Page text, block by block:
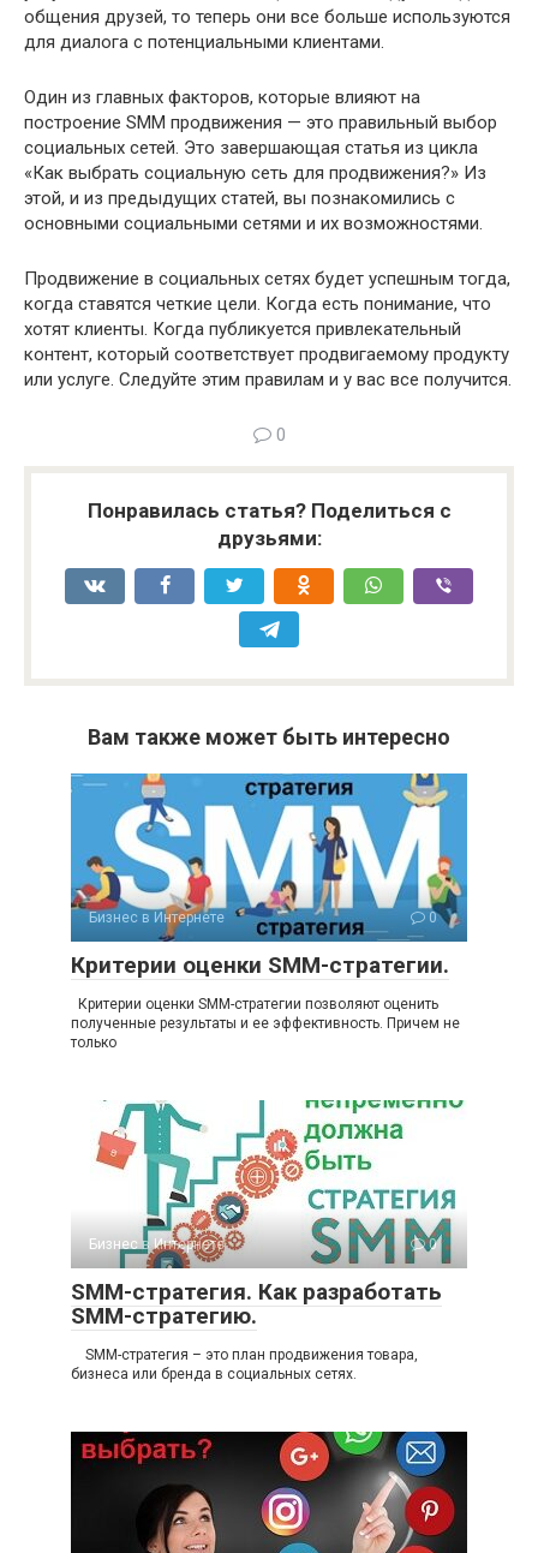
общения друзей, то теперь они все больше используются
для диалога с потенциальными клиентами.
Один из главных факторов, которые влияют на
построение SMM продвижения — это правильный выбор
социальных сетей. Это завершающая статья из цикла
«Как выбрать социальную сеть для продвижения?» Из
этой, и из предыдущих статей, вы познакомились с
основными социальными сетями и их возможностями.
Продвижение в социальных сетях будет успешным тогда,
когда ставятся четкие цели. Когда есть понимание, что
хотят клиенты. Когда публикуется привлекательный
контент, который соответствует продвигаемому продукту
или услуге. Следуйте этим правилам и у вас все получится.
0
Понравилась статья? Поделиться с
друзьями:
Вам также может быть интересно
Бизнес в Интернете 0
Критерии оценки SMM-стратегии.
Критерии оценки SMM-стратегии позволяют оценить
полученные результаты и ее эффективность. Причем не
только
Бизнес в Интернете 0
SMM-стратегия. Как разработать
SMM-стратегию.
SMM-стратегия – это план продвижения товара,
бизнеса или бренда в социальных сетях.